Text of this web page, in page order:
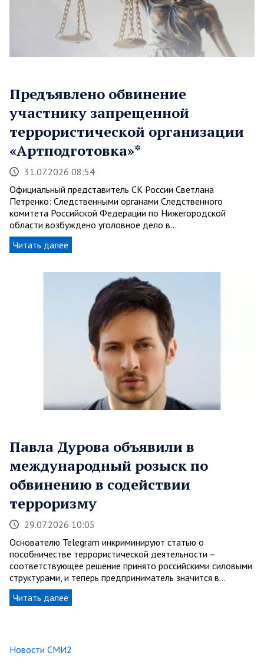
Предъявлено обвинение
участнику запрещенной
террористической организации
«Артподготовка»*
31.07.2026 08:54
Официальный представитель СК России Светлана
Петренко: Следственными органами Следственного
комитета Российской Федерации по Нижегородской
области возбуждено уголовное дело в…
Читать далее
Павла Дурова объявили в
международный розыск по
обвинению в содействии
терроризму
29.07.2026 10:05
Основателю Telegram инкриминируют статью о
пособничестве террористической деятельности –
соответствующее решение принято российскими силовыми
структурами, и теперь предприниматель значится в…
Читать далее
Новости СМИ2